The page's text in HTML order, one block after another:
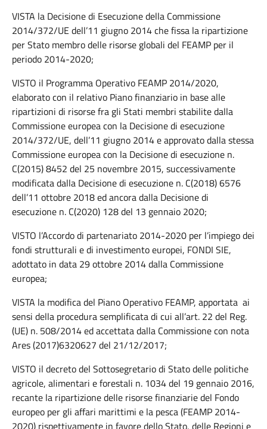
VISTA la Decisione di Esecuzione della Commissione
2014/372/UE dell’11 giugno 2014 che fissa la ripartizione
per Stato membro delle risorse globali del FEAMP per il
periodo 2014-2020;
VISTO il Programma Operativo FEAMP 2014/2020,
elaborato con il relativo Piano finanziario in base alle
ripartizioni di risorse fra gli Stati membri stabilite dalla
Commissione europea con la Decisione di esecuzione
2014/372/UE, dell’11 giugno 2014 e approvato dalla stessa
Commissione europea con la Decisione di esecuzione n.
C(2015) 8452 del 25 novembre 2015, successivamente
modificata dalla Decisione di esecuzione n. C(2018) 6576
dell’11 ottobre 2018 ed ancora dalla Decisione di
esecuzione n. C(2020) 128 del 13 gennaio 2020;
VISTO l’Accordo di partenariato 2014-2020 per l’impiego dei
fondi strutturali e di investimento europei, FONDI SIE,
adottato in data 29 ottobre 2014 dalla Commissione
europea;
VISTA la modifica del Piano Operativo FEAMP, apportata ai
sensi della procedura semplificata di cui all’art. 22 del Reg.
(UE) n. 508/2014 ed accettata dalla Commissione con nota
Ares (2017)6320627 del 21/12/2017;
VISTO il decreto del Sottosegretario di Stato delle politiche
agricole, alimentari e forestali n. 1034 del 19 gennaio 2016,
recante la ripartizione delle risorse finanziarie del Fondo
europeo per gli affari marittimi e la pesca (FEAMP 2014-
2020) rispettivamente in favore dello Stato, delle Regioni e